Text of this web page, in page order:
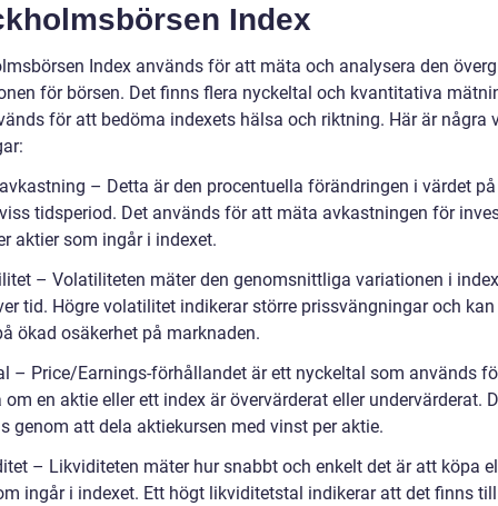
Index
Index används för att mäta och analysera den
för börsen. Det finns flera nyckeltal och kvantitativa
för att bedöma indexets hälsa och riktning. Här är några
– Detta är den procentuella förändringen i värdet
tidsperiod. Det används för att mäta avkastningen för
aktier som ingår i indexet.
– Volatiliteten mäter den genomsnittliga variationen i
tid. Högre volatilitet indikerar större prissvängningar och
ökad osäkerhet på marknaden.
– Price/Earnings-förhållandet är ett nyckeltal som används
om en aktie eller ett index är övervärderat eller undervärderat.
genom att dela aktiekursen med vinst per aktie.
– Likviditeten mäter hur snabbt och enkelt det är att köpa
ingår i indexet. Ett högt likviditetstal indikerar att det finns